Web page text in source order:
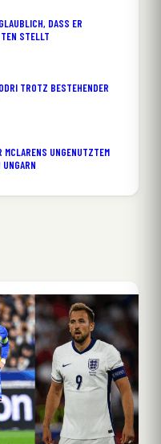
DASS ER
STELLT
TROTZ BESTEHENDER
MCLARENS UNGENUTZTEM